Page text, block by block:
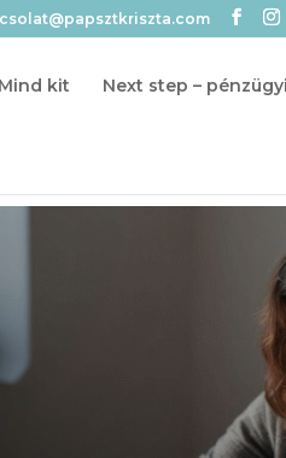
kit Next step –